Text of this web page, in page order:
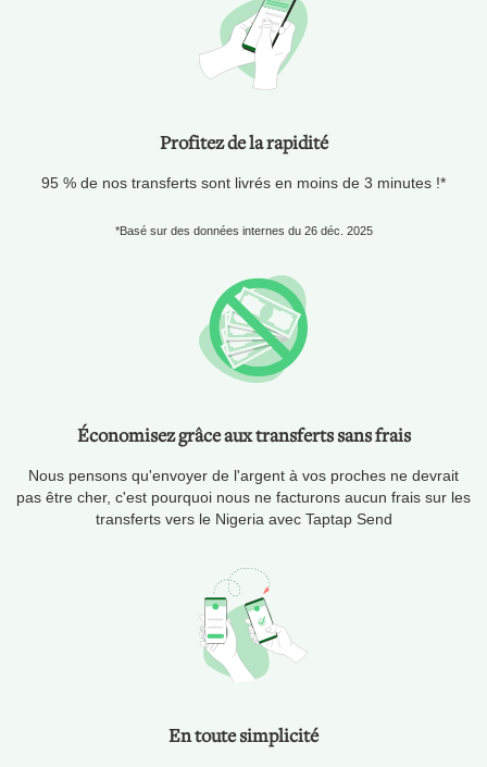
Profitez de la rapidité
95 % de nos transferts sont livrés en moins de 3 minutes !*
*Basé sur des données internes du 26 déc. 2025
Économisez grâce aux transferts sans frais
Nous pensons qu'envoyer de l'argent à vos proches ne devrait
pas être cher, c'est pourquoi nous ne facturons aucun frais sur les
transferts vers le Nigeria avec Taptap Send
En toute simplicité